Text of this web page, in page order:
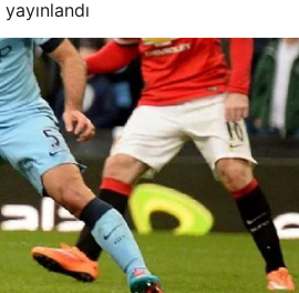
yayınlandı